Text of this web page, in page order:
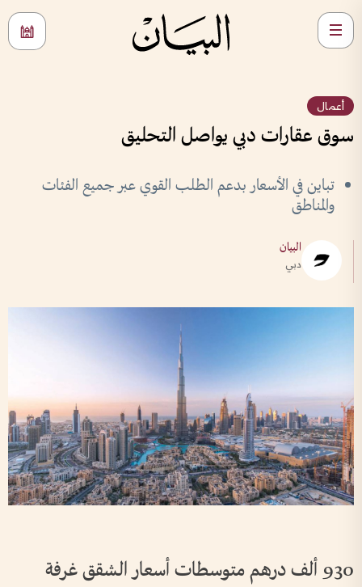
أعمال
سوق عقارات دبي يواصل التحليق
تباين في الأسعار بدعم الطلب القوي عبر جميع الفئات
والمناطق
البيان
دبي
930 ألف درهم متوسطات أسعار الشقق غرفة